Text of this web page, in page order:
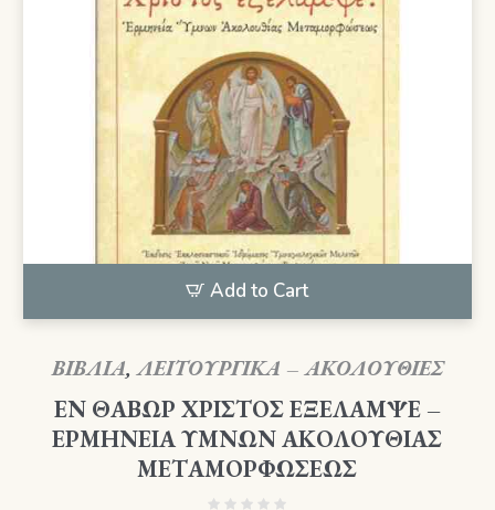
Add to Cart
ΒΙΒΛΙΑ,ΛΕΙΤΟΥΡΓΙΚΑ – ΑΚΟΛΟΥΘΙΕΣ
ΕΝ ΘΑΒΩΡ ΧΡΙΣΤΟΣ ΕΞΕΛΑΜΨΕ –
ΕΡΜΗΝΕΙΑ ΥΜΝΩΝ ΑΚΟΛΟΥΘΙΑΣ
ΜΕΤΑΜΟΡΦΩΣΕΩΣ